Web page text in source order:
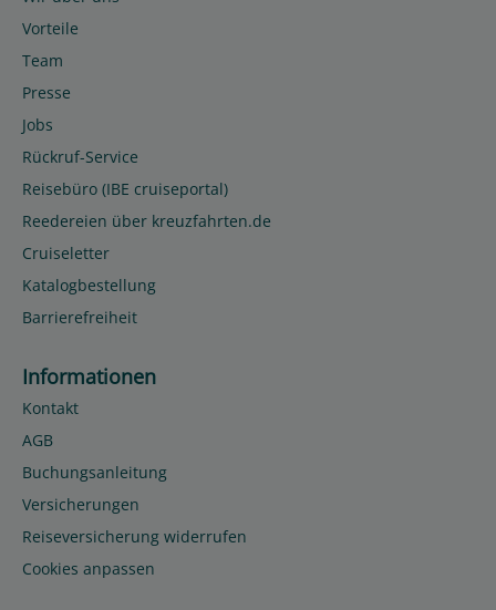
Vorteile
Team
Presse
Jobs
Rückruf-Service
Reisebüro (IBE cruiseportal)
Reedereien über kreuzfahrten.de
Cruiseletter
Katalogbestellung
Barrierefreiheit
Informationen
Kontakt
AGB
Buchungsanleitung
Versicherungen
Reiseversicherung widerrufen
Cookies anpassen